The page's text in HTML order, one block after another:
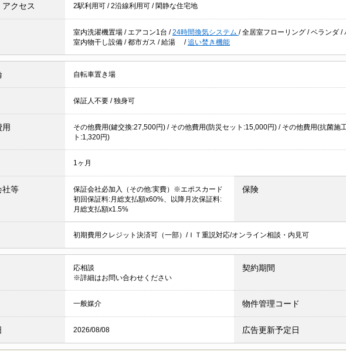
アクセス 2駅利用可 /2沿線利用可 / 閑静な住宅地
室内洗濯機置場 / エアコン1台 /24時間換気システム /全居室フローリング /ベランダ /
室内物干し設備 /都市ガス /給湯 /追い焚き機能
自転車置き場
保証人不要 /独身可
その他費用(鍵交換:27,500円) / その他費用(防災セット:15,000円) / その他費用(抗菌施
ト:1,320円)
1ヶ月
社等
保証会社必加入（その他:実費）※エポスカード
初回保証料:月総支払額x60%、以降月次保証料:
月総支払額x1.5%
保険
初期費用クレジット決済可（一部）/ＩＴ重説対応/オンライン相談・内見可
応相談
※詳細はお問い合わせください
契約期間
一般媒介 物件管理コード
2026/08/08 広告更新予定日